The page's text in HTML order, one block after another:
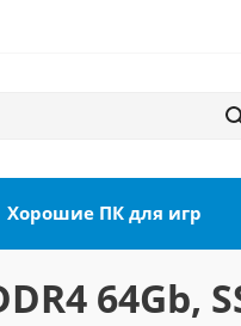
Хорошие ПК для игр
64Gb,